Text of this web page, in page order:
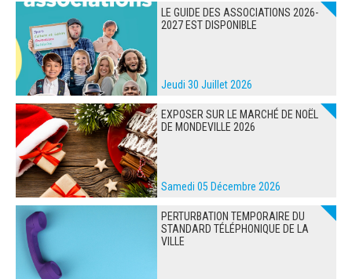
LE GUIDE DES ASSOCIATIONS 2026-
2027 EST DISPONIBLE
Jeudi 30 Juillet 2026
EXPOSER SUR LE MARCHÉ DE NOËL
DE MONDEVILLE 2026
Samedi 05 Décembre 2026
PERTURBATION TEMPORAIRE DU
STANDARD TÉLÉPHONIQUE DE LA
VILLE